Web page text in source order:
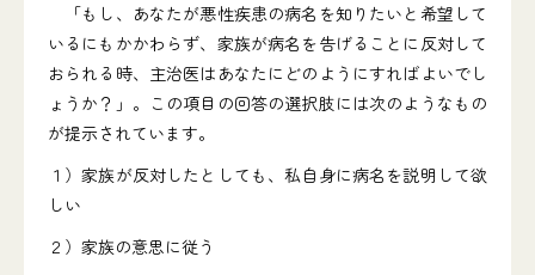
「もし、あなたが悪性疾患の病名を知りたいと希望して
いるにもかかわらず、家族が病名を告げることに反対して
おられる時、主治医はあなたにどのようにすればよいでし
ょうか？」。この項目の回答の選択肢には次のようなもの
が提示されています。
１）家族が反対したとしても、私自身に病名を説明して欲
しい
２）家族の意思に従う